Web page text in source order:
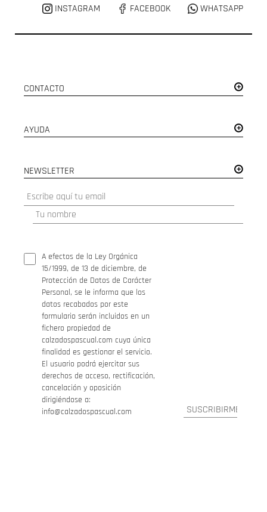
INSTAGRAM
FACEBOOK WHATSAPP
CONTACTO
AYUDA
NEWSLETTER
A efectos de la Ley Orgánica
15/1999, de 13 de diciembre, de
Protección de Datos de Carácter
Personal, se le informa que los
datos recabados por este
formulario serán incluidos en un
fichero propiedad de
calzadospascual.com cuya única
finalidad es gestionar el servicio.
El usuario podrá ejercitar sus
derechos de acceso, rectificación,
cancelación y oposición
dirigiéndose a:
info@calzadospascual.com